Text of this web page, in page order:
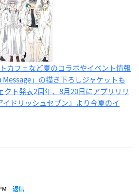
カフェなど夏のコラボやイベント情報
」の描き下ろしジャケットも
クト発表2周年、8月20日にアプリリリ
ドリッシュセブン』より今夏のイ
返信